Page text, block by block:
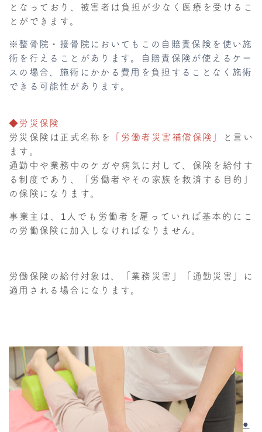
となっており、被害者は負担が少なく医療を受けるこ
とができます。
※整骨院・接骨院においてもこの自賠責保険を使い施
術を行えることがあります。自賠責保険が使えるケー
スの場合、施術にかかる費用を負担することなく施術
できる可能性があります。
◆労災保険
労災保険は正式名称を
「労働者災害補償保険」
と言い
ます。
通勤中や業務中のケガや病気に対して、保険を給付す
る制度であり、「労働者やその家族を救済する目的」
の保険になります。
事業主は、1人でも労働者を雇っていれば基本的にこ
の労働保険に加入しなければなりません。
労働保険の給付対象は、「業務災害」「通勤災害」に
適用される場合になります。
●